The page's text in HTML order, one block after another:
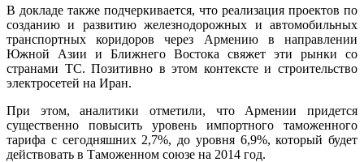
В докладе также подчеркивается, что реализация проектов по
созданию и развитию железнодорожных и автомобильных
транспортных коридоров через Армению в направлении
Южной Азии и Ближнего Востока свяжет эти рынки со
странами ТС. Позитивно в этом контексте и строительство
электросетей на Иран.
При этом, аналитики отметили, что Армении придется
существенно повысить уровень импортного таможенного
тарифа с сегодняшних 2,7%, до уровня 6,9%, который будет
действовать в Таможенном союзе на 2014 год.